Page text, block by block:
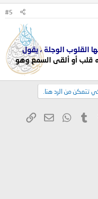
#5
القلوب الوجلة ، يقول
قلب أو ألقى السمع وهو
تتمكن من الرد هنا.
Pinterest
Tumblr
WhatsApp
البريد